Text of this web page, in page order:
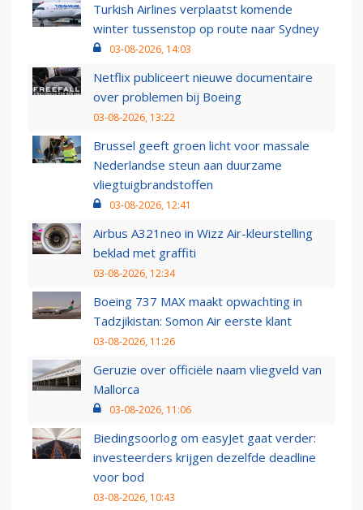
Turkish Airlines verplaatst komende
winter tussenstop op route naar Sydney
03-08-2026, 14:03
Netflix publiceert nieuwe documentaire
over problemen bij Boeing
03-08-2026, 13:22
Brussel geeft groen licht voor massale
Nederlandse steun aan duurzame
vliegtuigbrandstoffen
03-08-2026, 12:41
Airbus A321neo in Wizz Air-kleurstelling
beklad met graffiti
03-08-2026, 12:34
Boeing 737 MAX maakt opwachting in
Tadzjikistan: Somon Air eerste klant
03-08-2026, 11:26
Geruzie over officiële naam vliegveld van
Mallorca
03-08-2026, 11:06
Biedingsoorlog om easyJet gaat verder:
investeerders krijgen dezelfde deadline
voor bod
03-08-2026, 10:43